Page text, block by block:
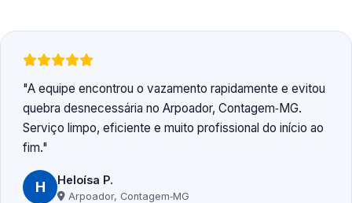
A equipe encontrou o vazamento rapidamente e evitou
quebra desnecessária no Arpoador, Contagem‑MG.
Serviço limpo, eficiente e muito profissional do início ao
fim.
H Heloísa P.
Arpoador, Contagem‑MG